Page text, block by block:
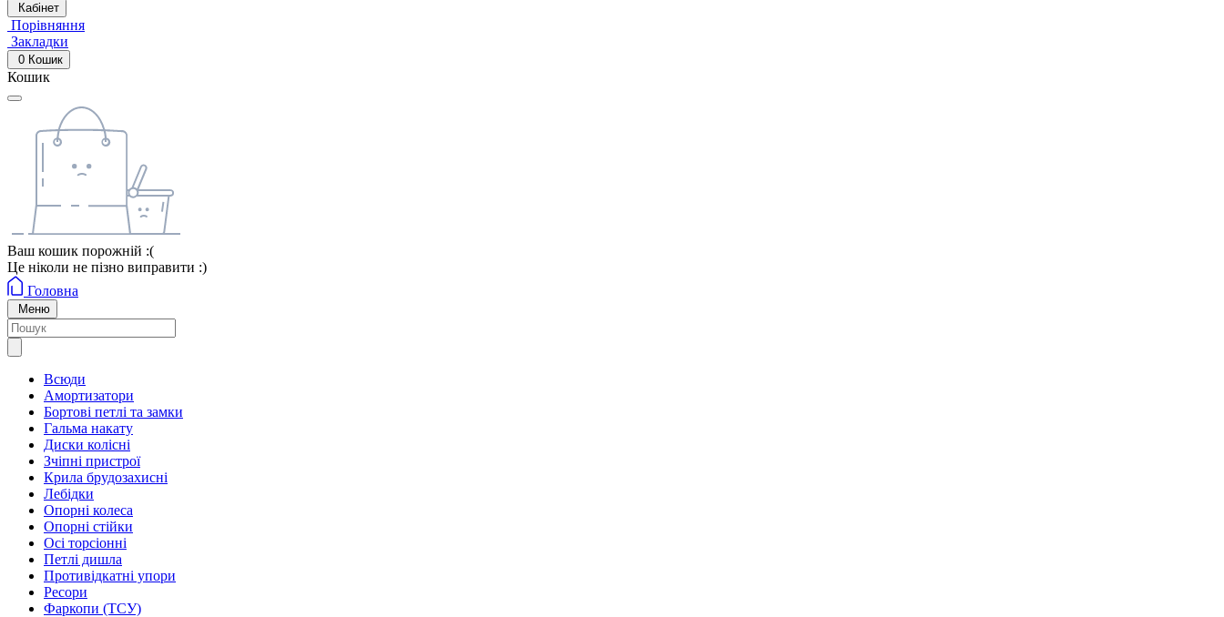
Кабінет
Порівняння
Закладки
0 Кошик
Кошик
Ваш кошик порожній :(
Це ніколи не пізно виправити :)
Головна
Меню
Всюди
Амортизатори
Бортові петлі та замки
Гальма накату
Диски колісні
Зчіпні пристрої
Крила брудозахисні
Лебідки
Опорні колеса
Опорні стійки
Осі торсіонні
Петлі дишла
Противідкатні упори
Ресори
Фаркопи (ТСУ)